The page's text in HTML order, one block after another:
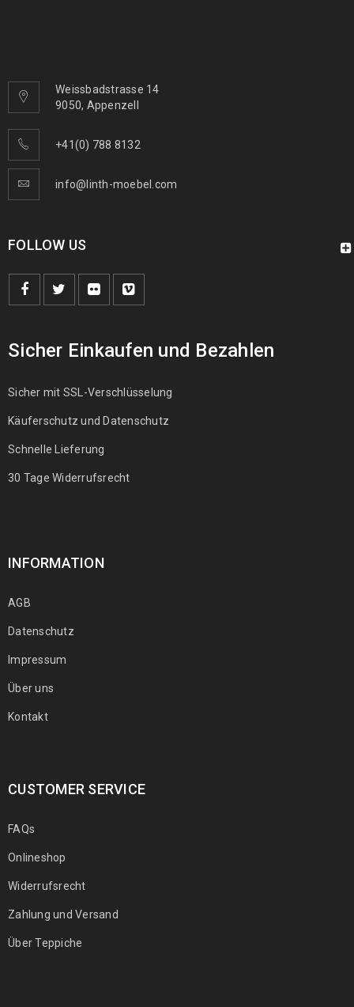
Weissbadstrasse 14
9050, Appenzell
+41(0) 788 8132
info@linth-moebel.com
FOLLOW US
Sicher Einkaufen und Bezahlen
Sicher mit SSL-Verschlüsselung
Käuferschutz und Datenschutz
Schnelle Lieferung
30 Tage Widerrufsrecht
INFORMATION
AGB
Datenschutz
Impressum
Über uns
Kontakt
CUSTOMER SERVICE
FAQs
Onlineshop
Widerrufsrecht
Zahlung und Versand
Über Teppiche